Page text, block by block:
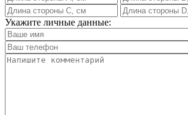
Укажите личные данные: